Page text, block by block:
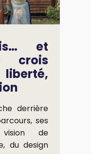
et
crois
derrière
ses
de
du design